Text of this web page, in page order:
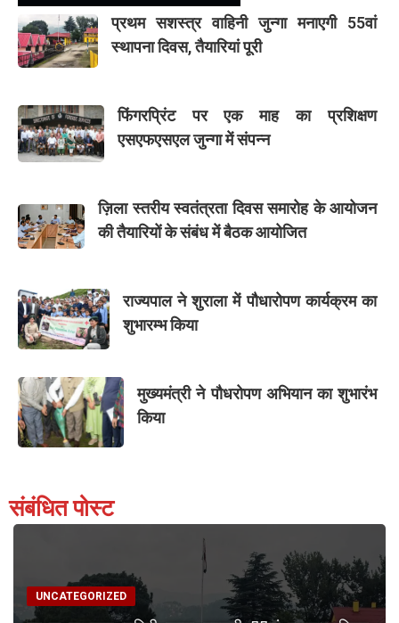
प्रथम सशस्त्र वाहिनी जुन्गा मनाएगी 55वां
स्थापना दिवस, तैयारियां पूरी
फिंगरप्रिंट पर एक माह का प्रशिक्षण
एसएफएसएल जुन्गा में संपन्न
ज़िला स्तरीय स्वतंत्रता दिवस समारोह के आयोजन
की तैयारियों के संबंध में बैठक आयोजित
राज्यपाल ने शुराला में पौधारोपण कार्यक्रम का
शुभारम्भ किया
मुख्यमंत्री ने पौधरोपण अभियान का शुभारंभ
किया
संबंधित पोस्ट
UNCATEGORIZED